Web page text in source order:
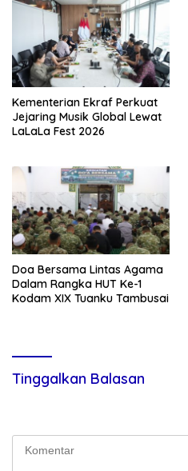
Kementerian Ekraf Perkuat
Jejaring Musik Global Lewat
LaLaLa Fest 2026
Doa Bersama Lintas Agama
Dalam Rangka HUT Ke-1
Kodam XIX Tuanku Tambusai
Tinggalkan Balasan